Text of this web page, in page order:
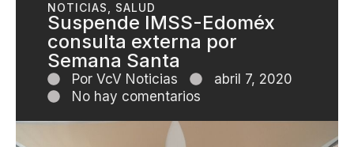
NOTICIAS, SALUD
Suspende IMSS-Edoméx
consulta externa por
Semana Santa
Por VcV Noticias
abril 7, 2020
No hay comentarios